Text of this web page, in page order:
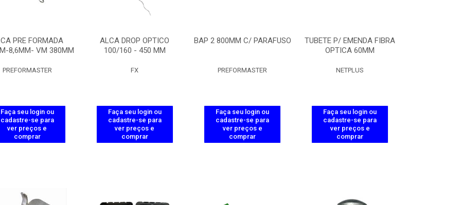
PRE FORMADA
8,6MM- VM 380MM
PREFORMASTER
Faça seu login ou
cadastre-se para
ver preços e
comprar
ALCA DROP OPTICO
100/160 - 450 MM
FX
Faça seu login ou
cadastre-se para
ver preços e
comprar
BAP 2 800MM C/ PARAFUSO
PREFORMASTER
Faça seu login ou
cadastre-se para
ver preços e
comprar
TUBETE P/ EMENDA FIBRA
OPTICA 60MM
NETPLUS
Faça seu login ou
cadastre-se para
ver preços e
comprar